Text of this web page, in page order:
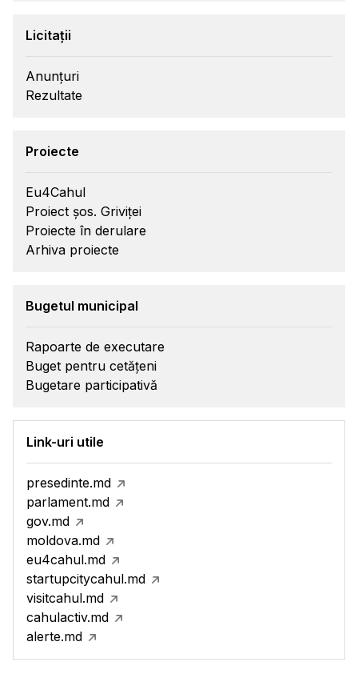
Licitații
Anunțuri
Rezultate
Proiecte
Eu4Cahul
Proiect șos. Griviței
Proiecte în derulare
Arhiva proiecte
Bugetul municipal
Rapoarte de executare
Buget pentru cetățeni
Bugetare participativă
Link-uri utile
presedinte.md
parlament.md
gov.md
moldova.md
eu4cahul.md
startupcitycahul.md
visitcahul.md
cahulactiv.md
alerte.md